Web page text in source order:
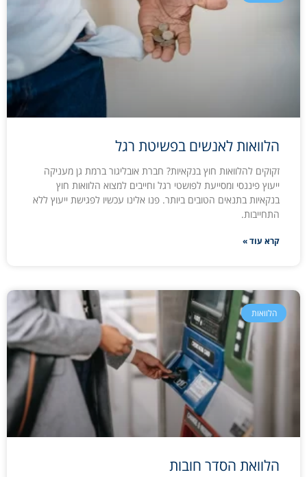
הלוואות לאנשים בפשיטת רגל
זקוקים להלוואות חוץ בנקאיות? חברת אובליגור ברמת גן מעניקה
ייעוץ פיננסי ומסייעת לפושטי רגל וחייבים למצוא הלוואות חוץ
בנקאיות בתנאים הטובים ביותר. פנו אלינו עכשיו לפגישת ייעוץ ללא
התחייבות.
קרא עוד »
הלוואות
הלוואת הסדר חובות